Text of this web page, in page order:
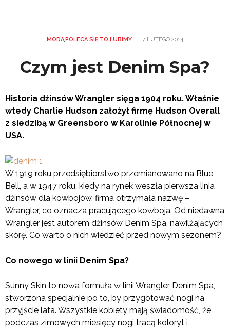
MODA,POLECA SIĘ,TO LUBIMY 7 LUTEGO 2014
Czym jest Denim Spa?
Historia dżinsów Wrangler sięga 1904 roku. Właśnie
wtedy Charlie Hudson założył firmę Hudson Overall
z siedzibą w Greensboro w Karolinie Północnej w
USA.
W 1919 roku przedsiębiorstwo przemianowano na Blue
Bell, a w 1947 roku, kiedy na rynek weszła pierwsza linia
dżinsów dla kowbojów, firma otrzymała nazwę –
Wrangler, co oznacza pracującego kowboja. Od niedawna
Wrangler jest autorem dżinsów Denim Spa, nawilżających
skórę. Co warto o nich wiedzieć przed nowym sezonem?
Co nowego w linii Denim Spa?
Sunny Skin to nowa formuła w linii Wrangler Denim Spa,
stworzona specjalnie po to, by przygotować nogi na
przyjście lata. Wszystkie kobiety mają świadomość, że
podczas zimowych miesięcy nogi tracą koloryt i